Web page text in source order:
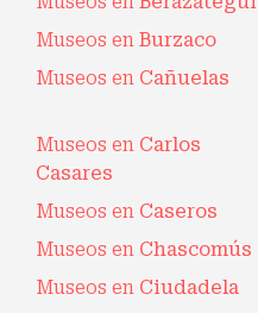
Museos en Burzaco
Museos en Cañuelas
Museos en Carlos
Casares
Museos en Caseros
Museos en Chascomús
Museos en Ciudadela